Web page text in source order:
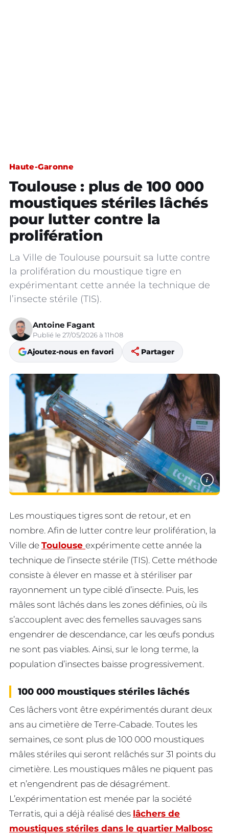
Haute-Garonne
Toulouse : plus de 100 000
moustiques stériles lâchés
pour lutter contre la
prolifération
La Ville de Toulouse poursuit sa lutte contre
la prolifération du moustique tigre en
expérimentant cette année la technique de
l’insecte stérile (TIS).
Antoine Fagant
Publié le 27/05/2026 à 11h08
Ajoutez-nous en favori share Partager
i
Les moustiques tigres sont de retour, et en
nombre. Afin de lutter contre leur prolifération, la
Ville de Toulouse expérimente cette année la
technique de l’insecte stérile (TIS). Cette méthode
consiste à élever en masse et à stériliser par
rayonnement un type ciblé d’insecte. Puis, les
mâles sont lâchés dans les zones définies, où ils
s’accouplent avec des femelles sauvages sans
engendrer de descendance, car les œufs pondus
ne sont pas viables. Ainsi, sur le long terme, la
population d’insectes baisse progressivement.
100 000 moustiques stériles lâchés
Ces lâchers vont être expérimentés durant deux
ans au cimetière de Terre-Cabade. Toutes les
semaines, ce sont plus de 100 000 moustiques
mâles stériles qui seront relâchés sur 31 points du
cimetière. Les moustiques mâles ne piquent pas
et n’engendrent pas de désagrément.
L’expérimentation est menée par la société
Terratis, qui a déjà réalisé des lâchers de
moustiques stériles dans le quartier Malbosc